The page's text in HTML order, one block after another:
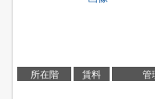
所在階 賃料 管